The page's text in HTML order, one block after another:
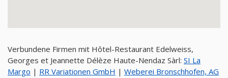
Verbundene Firmen mit Hôtel-Restaurant Edelweiss,
Georges et Jeannette Délèze Haute-Nendaz Sàrl: SI La
Margo | RR Variationen GmbH | Weberei Bronschhofen, AG